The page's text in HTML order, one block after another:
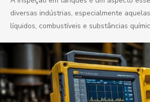
diversas indústrias, especialmente
líquidos, combustíveis e substâncias